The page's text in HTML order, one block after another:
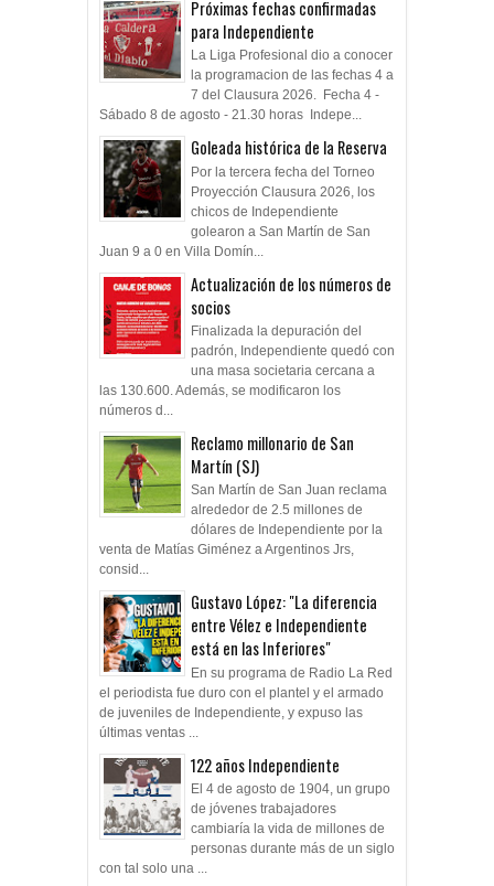
Próximas fechas confirmadas
para Independiente
La Liga Profesional dio a conocer
la programacion de las fechas 4 a
7 del Clausura 2026. Fecha 4 -
Sábado 8 de agosto - 21.30 horas Indepe...
Goleada histórica de la Reserva
Por la tercera fecha del Torneo
Proyección Clausura 2026, los
chicos de Independiente
golearon a San Martín de San
Juan 9 a 0 en Villa Domín...
Actualización de los números de
socios
Finalizada la depuración del
padrón, Independiente quedó con
una masa societaria cercana a
las 130.600. Además, se modificaron los
números d...
Reclamo millonario de San
Martín (SJ)
San Martín de San Juan reclama
alrededor de 2.5 millones de
dólares de Independiente por la
venta de Matías Giménez a Argentinos Jrs,
consid...
Gustavo López: "La diferencia
entre Vélez e Independiente
está en las Inferiores"
En su programa de Radio La Red
el periodista fue duro con el plantel y el armado
de juveniles de Independiente, y expuso las
últimas ventas ...
122 años Independiente
El 4 de agosto de 1904, un grupo
de jóvenes trabajadores
cambiaría la vida de millones de
personas durante más de un siglo
con tal solo una ...